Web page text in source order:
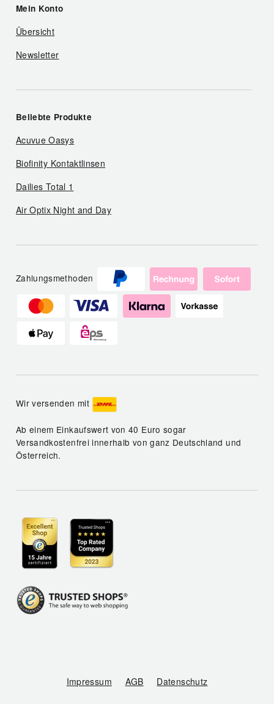
Mein Konto
Übersicht
Newsletter
Beliebte Produkte
Acuvue Oasys
Biofinity Kontaktlinsen
Dailies Total 1
Air Optix Night and Day
Zahlungsmethoden
Wir versenden mit
Ab einem Einkaufswert von 40 Euro sogar
Versandkostenfrei innerhalb von ganz Deutschland und
Österreich.
Impressum AGB Datenschutz